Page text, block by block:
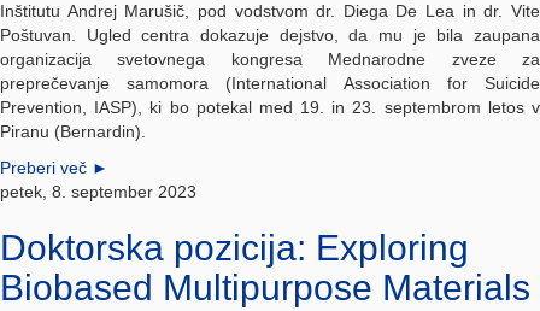
Inštitutu Andrej Marušič, pod vodstvom dr. Diega De Lea in dr. Vite
Poštuvan. Ugled centra dokazuje dejstvo, da mu je bila zaupana
organizacija svetovnega kongresa Mednarodne zveze za
preprečevanje samomora (International Association for Suicide
Prevention, IASP), ki bo potekal med 19. in 23. septembrom letos v
Piranu (Bernardin).
Preberi več ►
petek, 8. september 2023
Doktorska pozicija: Exploring
Biobased Multipurpose Materials